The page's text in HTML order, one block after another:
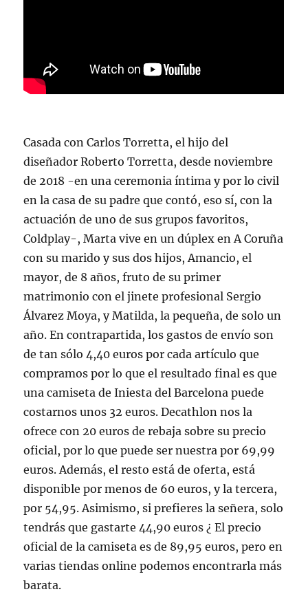
Casada con Carlos Torretta, el hijo del
diseñador Roberto Torretta, desde noviembre
de 2018 -en una ceremonia íntima y por lo civil
en la casa de su padre que contó, eso sí, con la
actuación de uno de sus grupos favoritos,
Coldplay-, Marta vive en un dúplex en A Coruña
con su marido y sus dos hijos, Amancio, el
mayor, de 8 años, fruto de su primer
matrimonio con el jinete profesional Sergio
Álvarez Moya, y Matilda, la pequeña, de solo un
año. En contrapartida, los gastos de envío son
de tan sólo 4,40 euros por cada artículo que
compramos por lo que el resultado final es que
una camiseta de Iniesta del Barcelona puede
costarnos unos 32 euros. Decathlon nos la
ofrece con 20 euros de rebaja sobre su precio
oficial, por lo que puede ser nuestra por 69,99
euros. Además, el resto está de oferta, está
disponible por menos de 60 euros, y la tercera,
por 54,95. Asimismo, si prefieres la señera, solo
tendrás que gastarte 44,90 euros ¿ El precio
oficial de la camiseta es de 89,95 euros, pero en
varias tiendas online podemos encontrarla más
barata.